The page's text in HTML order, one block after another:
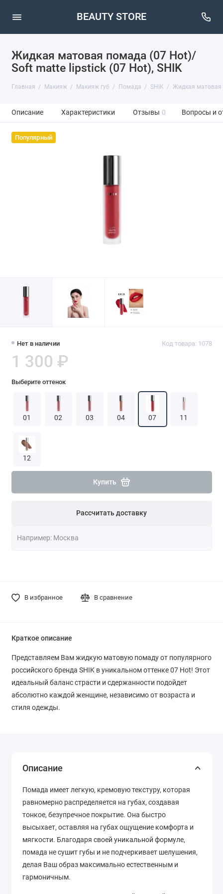
BEAUTY STORE
Жидкая матовая помада (07 Hot)/
Soft matte lipstick (07 Hot), SHIK
Главная Макияж Макияж губ Помада SHIK Жидкая матовая
Описание Характеристики Отзывы 0 Вопросы и
Популярный
Нет в наличии Код товара: 1078
1 300 ₽
Выберите оттенок
01 02 03 04 07 11
12
Купить
Рассчитать доставку
В избранное В сравнение
Краткое описание
Представляем Вам жидкую матовую помаду от популярного
российского бренда SHIK в уникальном оттенке 07 Hot! Этот
идеальный баланс страсти и сдержанности подойдет
абсолютно каждой женщине, независимо от возраста и
стиля одежды.
Описание
Помада имеет легкую, кремовую текстуру, которая
равномерно распределяется на губах, создавая
тонкое, безупречное покрытие. Она быстро
высыхает, оставляя на губах ощущение комфорта и
мягкости. Благодаря своей уникальной формуле,
помада не сушит губы и не подчеркивает шелушения,
делая Ваш образ максимально естественным и
гармоничным.